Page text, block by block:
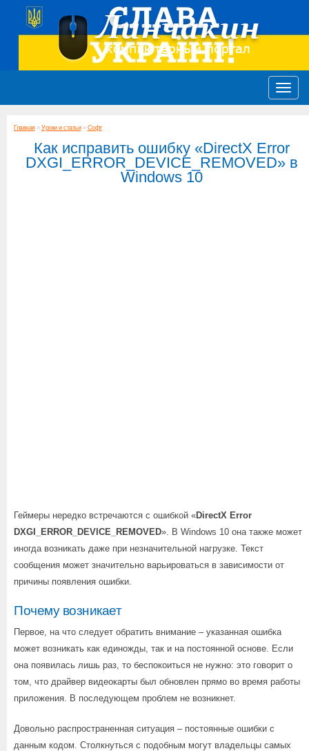
Главная» Уроки и статьи» Софт
Как исправить ошибку «DirectX Error
DXGI_ERROR_DEVICE_REMOVED» в
Windows 10
Геймеры нередко встречаются с ошибкой «DirectX Error
DXGI_ERROR_DEVICE_REMOVED». В Windows 10 она также может
иногда возникать даже при незначительной нагрузке. Текст
сообщения может значительно варьироваться в зависимости от
причины появления ошибки.
Почему возникает
Первое, на что следует обратить внимание – указанная ошибка
может возникать как единожды, так и на постоянной основе. Если
она появилась лишь раз, то беспокоиться не нужно: это говорит о
том, что драйвер видеокарты был обновлен прямо во время работы
приложения. В последующем проблем не возникнет.
Довольно распространенная ситуация – постоянные ошибки с
данным кодом. Столкнуться с подобным могут владельцы самых